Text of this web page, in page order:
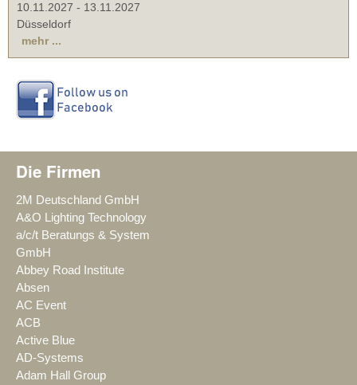
10.11.2027 - 13.11.2027
Düsseldorf
mehr ...
Die Firmen
2M Deutschland GmbH
A&O Lighting Technology
a/c/t Beratungs & System
GmbH
Abbey Road Institute
Absen
AC Event
ACB
Active Blue
AD-Systems
Adam Hall Group